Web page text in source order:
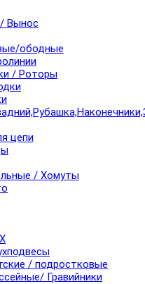
Вынос
ободные
/ Роторы
цепи
/ Хомуты
/ подростковые
Гравийники